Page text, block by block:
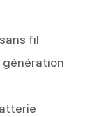
fil
génération